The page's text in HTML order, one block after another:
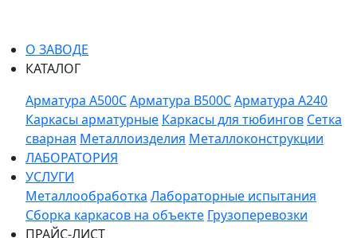
О ЗАВОДЕ
КАТАЛОГ
Арматура A500CАрматура B500CАрматура A240
Каркасы арматурные Каркасы для тюбингов Сетка
сварная Металлоизделия Металлоконструкции
ЛАБОРАТОРИЯ
УСЛУГИ
Металлообработка Лабораторные испытания
Сборка каркасов на объекте Грузоперевозки
ПРАЙС-ЛИСТ